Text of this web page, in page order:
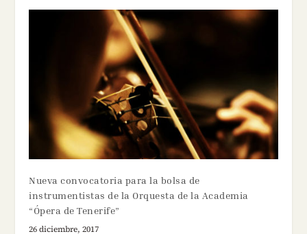
Nueva convocatoria para la bolsa de
instrumentistas de la Orquesta de la Academia
“Ópera de Tenerife”
26 diciembre, 2017